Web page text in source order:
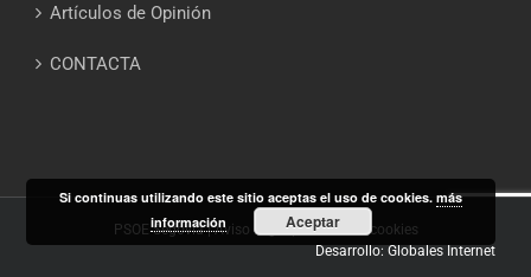
Artículos de Opinión
CONTACTA
PSOE Segovia |Aviso Legal|Política de cookies
Desarrollo: Globales Internet
Si continuas utilizando este sitio aceptas el uso de cookies.más
información
Aceptar